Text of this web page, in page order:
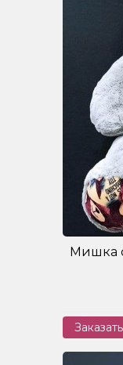
Мишка
Заказать